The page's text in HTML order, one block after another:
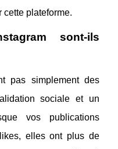
cette plateforme.
sont-ils
pas simplement des
sociale et un
vos publications
elles ont plus de